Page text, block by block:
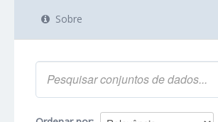
Sobre